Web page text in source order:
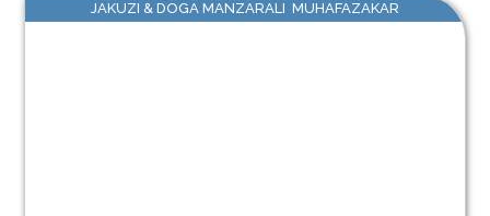
JAKUZI & DOGA MANZARALI MUHAFAZAKAR